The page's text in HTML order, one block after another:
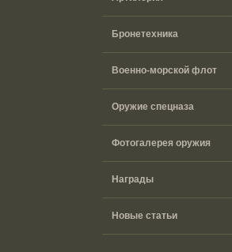
Бронетехника
Военно-морской флот
Оружие спецназа
Фотогалерея оружия
Награды
Новые статьи